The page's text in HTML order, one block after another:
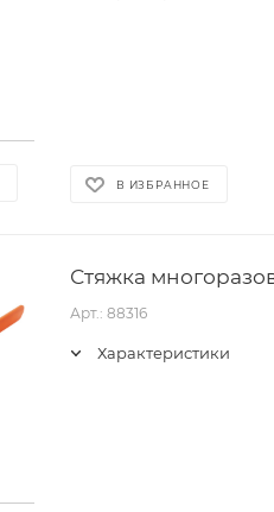
В ИЗБРАННОЕ
Стяжка
Арт.: 88316
Характеристики